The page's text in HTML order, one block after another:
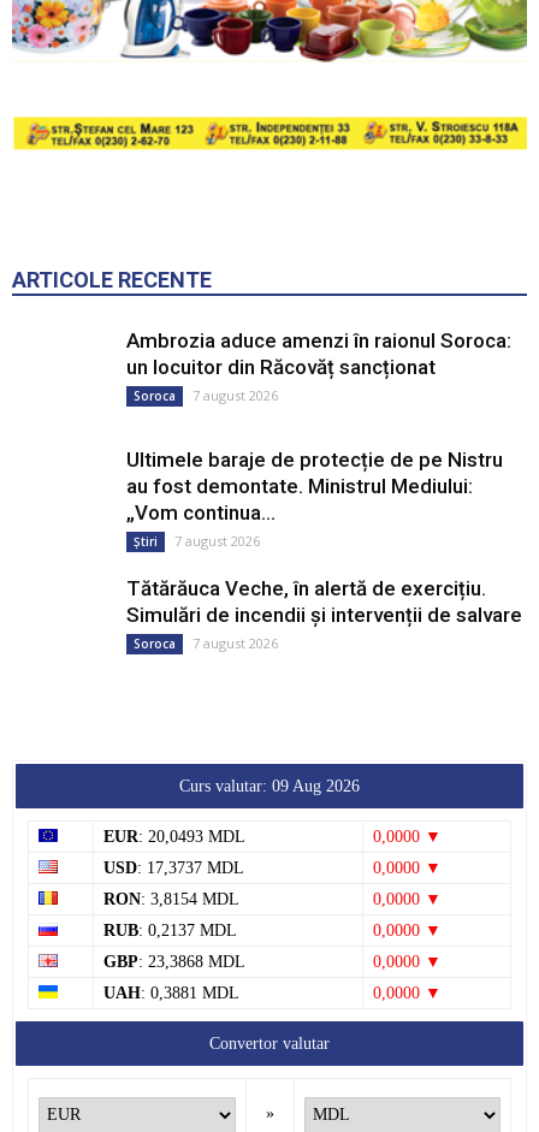
ARTICOLE RECENTE
Ambrozia aduce amenzi în raionul Soroca:
un locuitor din Răcovăț sancționat
Soroca 7 august 2026
Ultimele baraje de protecție de pe Nistru
au fost demontate. Ministrul Mediului:
„Vom continua...
Știri 7 august 2026
Tătărăuca Veche, în alertă de exercițiu.
Simulări de incendii și intervenții de salvare
Soroca 7 august 2026
Curs valutar: 09 Aug 2026
EUR: 20,0493 MDL
0,0000 ▼
USD: 17,3737 MDL
0,0000 ▼
RON: 3,8154 MDL
0,0000 ▼
RUB: 0,2137 MDL
0,0000 ▼
GBP: 23,3868 MDL
0,0000 ▼
UAH: 0,3881 MDL 0,0000 ▼
Convertor valutar
»